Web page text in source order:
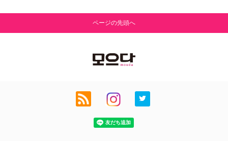
ページの先頭へ